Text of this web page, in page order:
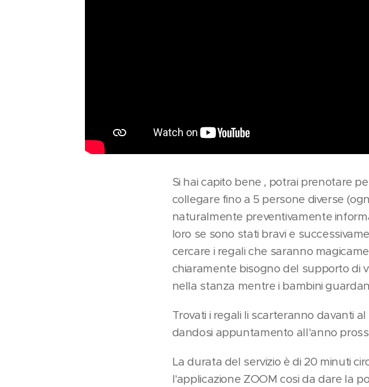
Si hai capito bene , potrai prenotare
collegare fino a 5 persone diverse
naturalmente preventivamente
loro se sono stati bravi e
cercare i regali che saranno
chiaramente bisogno del supporto di
nella stanza mentre i bambini
Trovati i regali li scarteranno davanti
dandosi appuntamento all'anno
La durata del servizio è di 20 minuti
l'applicazione ZOOM cosi da dare la